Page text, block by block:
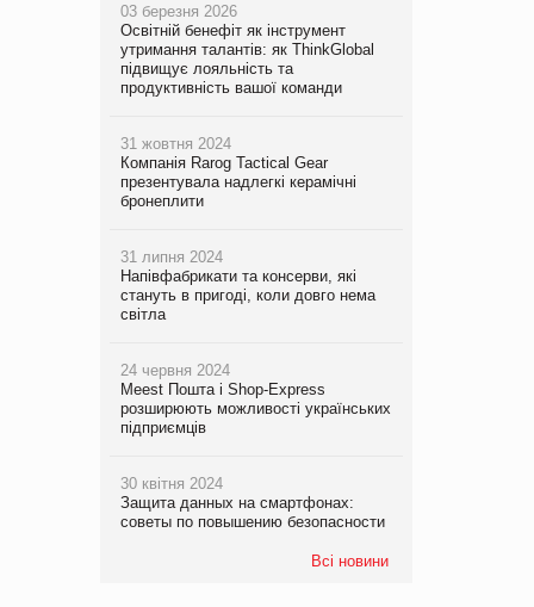
03 березня 2026
Освітній бенефіт як інструмент
утримання талантів: як ThinkGlobal
підвищує лояльність та
продуктивність вашої команди
31 жовтня 2024
Компанія Rarog Tactical Gear
презентувала надлегкі керамічні
бронеплити
31 липня 2024
Напівфабрикати та консерви, які
стануть в пригоді, коли довго нема
світла
24 червня 2024
Meest Пошта і Shop-Express
розширюють можливості українських
підприємців
30 квітня 2024
Защита данных на смартфонах:
советы по повышению безопасности
Всі новини